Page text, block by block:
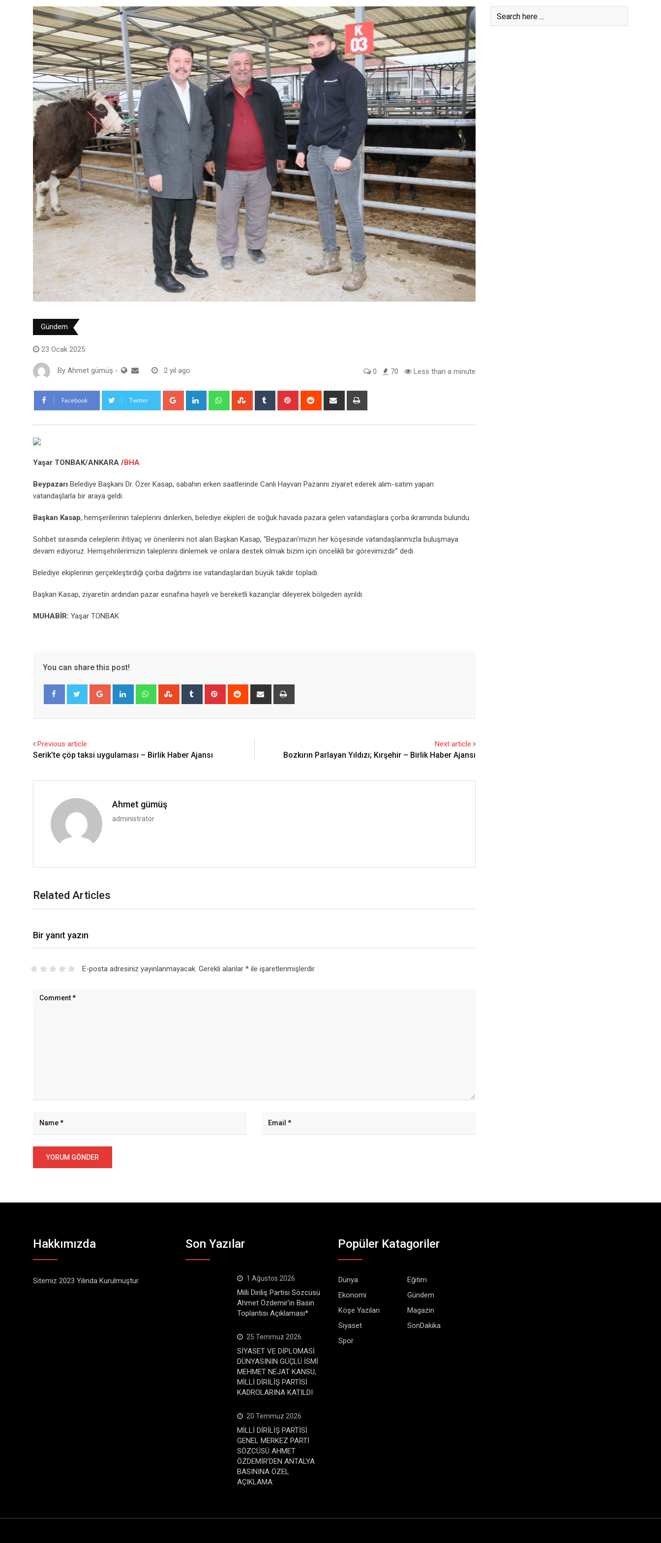
Gündem
23 Ocak 2025
By Ahmet gümüş - 2 yıl ago 0 70 Less than a minute
Facebook Twitter Google+ LinkedIn WhatsappStumbleUpon
Tumblr Pinterest Reddit
Share
Yaşar TONBAK/ANKARA /BHA
Beypazarı Belediye Başkanı Dr. Özer Kasap, sabahın erken saatlerinde Canlı Hayvan Pazarını ziyaret ederek alım-satım yapan
vatandaşlarla bir araya geldi.
Başkan Kasap, hemşerilerinin taleplerini dinlerken, belediye ekipleri de soğuk havada pazara gelen vatandaşlara çorba ikramında bulundu.
Sohbet sırasında celeplerin ihtiyaç ve önerilerini not alan Başkan Kasap, “Beypazarı’mızın her köşesinde vatandaşlarımızla buluşmaya
devam ediyoruz. Hemşehrilerimizin taleplerini dinlemek ve onlara destek olmak bizim için öncelikli bir görevimizdir” dedi.
Belediye ekiplerinin gerçekleştirdiği çorba dağıtımı ise vatandaşlardan büyük takdir topladı.
Başkan Kasap, ziyaretin ardından pazar esnafına hayırlı ve bereketli kazançlar dileyerek bölgeden ayrıldı.
MUHABIR: Yaşar TONBAK
You can share this post!
Google+ LinkedIn WhatsappStumbleUpon
Tumblr Pinterest Reddit
Share
Previous article
Serik’te çöp taksi uygulaması – Birlik Haber Ajansı
Next article
Bozkırın Parlayan Yıldızı; Kırşehir – Birlik Haber Ajansı
Ahmet gümüş
administrator
Related Articles
Bir yanıt yazın
E-posta adresiniz yayınlanmayacak. Gerekli alanlar *ile işaretlenmişlerdir
Hakkımızda
Sitemiz 2023 Yılında Kurulmuştur
Son Yazılar
1 Ağustos 2026
Milli Diriliş Partisi Sözcüsü
Ahmet Özdemir’in Basın
Toplantısı Açıklaması*
25 Temmuz 2026
SİYASET VE DİPLOMASİ
DÜNYASININ GÜÇLÜ İSMİ
MEHMET NEJAT KANSU,
MİLLİ DİRİLİŞ PARTİSİ
KADROLARINA KATILDI
20 Temmuz 2026
MİLLİ DİRİLİŞ PARTİSİ
GENEL MERKEZ PARTİ
SÖZCÜSÜ AHMET
ÖZDEMİR’DEN ANTALYA
BASININA ÖZEL
AÇIKLAMA:
Popüler Katagoriler
Dünya
Eğitim
Ekonomi
Gündem
Köşe Yazıları
Magazin
Siyaset
SonDakika
Spor